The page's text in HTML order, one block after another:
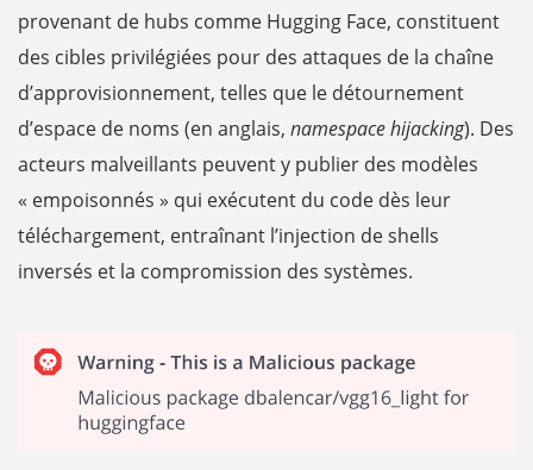
provenant de hubs comme Hugging Face, constituent
des cibles privilégiées pour des attaques de la chaîne
d’approvisionnement, telles que le détournement
d’espace de noms (en anglais, namespace hijacking). Des
acteurs malveillants peuvent y publier des modèles
« empoisonnés » qui exécutent du code dès leur
téléchargement, entraînant l’injection de shells
inversés et la compromission des systèmes.